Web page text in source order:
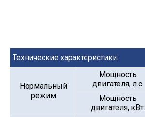
Технические характеристики:
Нормальный
режим
Мощность
двигателя, л.с.
Мощность
двигателя, кВт: